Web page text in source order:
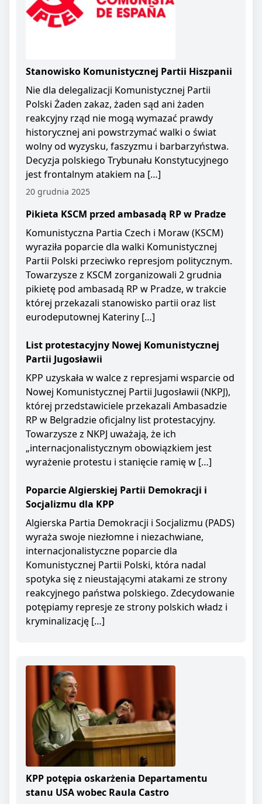
Stanowisko Komunistycznej Partii Hiszpanii
Nie dla delegalizacji Komunistycznej Partii
Polski Żaden zakaz, żaden sąd ani żaden
reakcyjny rząd nie mogą wymazać prawdy
historycznej ani powstrzymać walki o świat
wolny od wyzysku, faszyzmu i barbarzyństwa.
Decyzja polskiego Trybunału Konstytucyjnego
jest frontalnym atakiem na […]
20 grudnia 2025
Pikieta KSCM przed ambasadą RP w Pradze
Komunistyczna Partia Czech i Moraw (KSCM)
wyraziła poparcie dla walki Komunistycznej
Partii Polski przeciwko represjom politycznym.
Towarzysze z KSCM zorganizowali 2 grudnia
pikietę pod ambasadą RP w Pradze, w trakcie
której przekazali stanowisko partii oraz list
eurodeputownej Kateriny […]
List protestacyjny Nowej Komunistycznej
Partii Jugosławii
KPP uzyskała w walce z represjami wsparcie od
Nowej Komunistycznej Partii Jugosławii (NKPJ),
której przedstawiciele przekazali Ambasadzie
RP w Belgradzie oficjalny list protestacyjny.
Towarzysze z NKPJ uważają, że ich
„internacjonalistycznym obowiązkiem jest
wyrażenie protestu i stanięcie ramię w […]
Poparcie Algierskiej Partii Demokracji i
Socjalizmu dla KPP
Algierska Partia Demokracji i Socjalizmu (PADS)
wyraża swoje niezłomne i niezachwiane,
internacjonalistyczne poparcie dla
Komunistycznej Partii Polski, która nadal
spotyka się z nieustającymi atakami ze strony
reakcyjnego państwa polskiego. Zdecydowanie
potępiamy represje ze strony polskich władz i
kryminalizację […]
KPP potępia oskarżenia Departamentu
stanu USA wobec Raula Castro